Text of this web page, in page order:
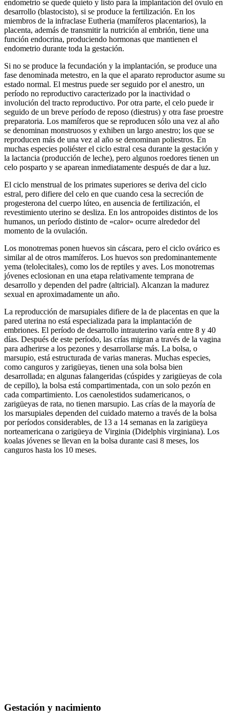
endometrio se quede quieto y listo para la implantación del óvulo en
desarrollo (blastocisto), si se produce la fertilización. En los
miembros de la infraclase Eutheria (mamíferos placentarios), la
placenta, además de transmitir la nutrición al embrión, tiene una
función endocrina, produciendo hormonas que mantienen el
endometrio durante toda la gestación.
Si no se produce la fecundación y la implantación, se produce una
fase denominada metestro, en la que el aparato reproductor asume su
estado normal. El mestrus puede ser seguido por el anestro, un
período no reproductivo caracterizado por la inactividad o
involución del tracto reproductivo. Por otra parte, el celo puede ir
seguido de un breve período de reposo (diestrus) y otra fase proestre
preparatoria. Los mamíferos que se reproducen sólo una vez al año
se denominan monstruosos y exhiben un largo anestro; los que se
reproducen más de una vez al año se denominan poliestros. En
muchas especies poliéster el ciclo estral cesa durante la gestación y
la lactancia (producción de leche), pero algunos roedores tienen un
celo posparto y se aparean inmediatamente después de dar a luz.
El ciclo menstrual de los primates superiores se deriva del ciclo
estral, pero difiere del celo en que cuando cesa la secreción de
progesterona del cuerpo lúteo, en ausencia de fertilización, el
revestimiento uterino se desliza. En los antropoides distintos de los
humanos, un período distinto de «calor» ocurre alrededor del
momento de la ovulación.
Los monotremas ponen huevos sin cáscara, pero el ciclo ovárico es
similar al de otros mamíferos. Los huevos son predominantemente
yema (telolecitales), como los de reptiles y aves. Los monotremas
jóvenes eclosionan en una etapa relativamente temprana de
desarrollo y dependen del padre (altricial). Alcanzan la madurez
sexual en aproximadamente un año.
La reproducción de marsupiales difiere de la de placentas en que la
pared uterina no está especializada para la implantación de
embriones. El período de desarrollo intrauterino varía entre 8 y 40
días. Después de este período, las crías migran a través de la vagina
para adherirse a los pezones y desarrollarse más. La bolsa, o
marsupio, está estructurada de varias maneras. Muchas especies,
como canguros y zarigüeyas, tienen una sola bolsa bien
desarrollada; en algunas falangeridas (cúspides y zarigüeyas de cola
de cepillo), la bolsa está compartimentada, con un solo pezón en
cada compartimiento. Los caenolestidos sudamericanos, o
zarigüeyas de rata, no tienen marsupio. Las crías de la mayoría de
los marsupiales dependen del cuidado materno a través de la bolsa
por períodos considerables, de 13 a 14 semanas en la zarigüeya
norteamericana o zarigüeya de Virginia (Didelphis virginiana). Los
koalas jóvenes se llevan en la bolsa durante casi 8 meses, los
canguros hasta los 10 meses.
Gestación y nacimiento